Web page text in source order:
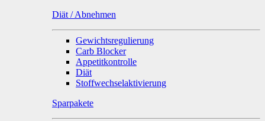
Diät / Abnehmen
Gewichtsregulierung
Carb Blocker
Appetitkontrolle
Diät
Stoffwechselaktivierung
Sparpakete